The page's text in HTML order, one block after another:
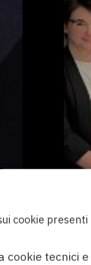
cookie presenti
cookie tecnici